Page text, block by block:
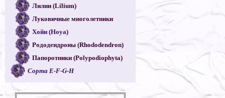
Лилии (Lilium)
Луковичные многолетники
Хойи (Hoya)
Рододендроны (Rhododendron)
Папоротники (Polypodiophyta)
Сорта E-F-G-H